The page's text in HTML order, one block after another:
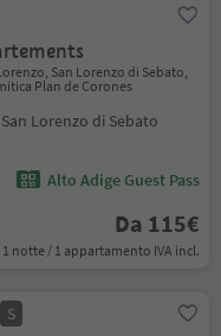
San Lorenzo di Sebato,
Plan de Corones
Lorenzo di Sebato
Alto Adige Guest Pass
Da 115€
1 notte / 1 appartamento IVA incl.
S